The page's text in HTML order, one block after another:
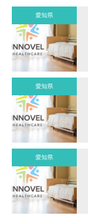
愛知県
愛知県
愛知県